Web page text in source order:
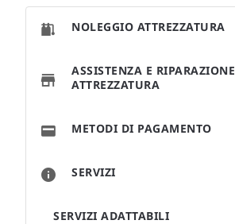
SERVIZI
SERVIZI ADATTABILI
NOLEGGIO ATTREZZATURA
ASSISTENZA E RIPARAZIONE
ATTREZZATURA
METODI DI PAGAMENTO